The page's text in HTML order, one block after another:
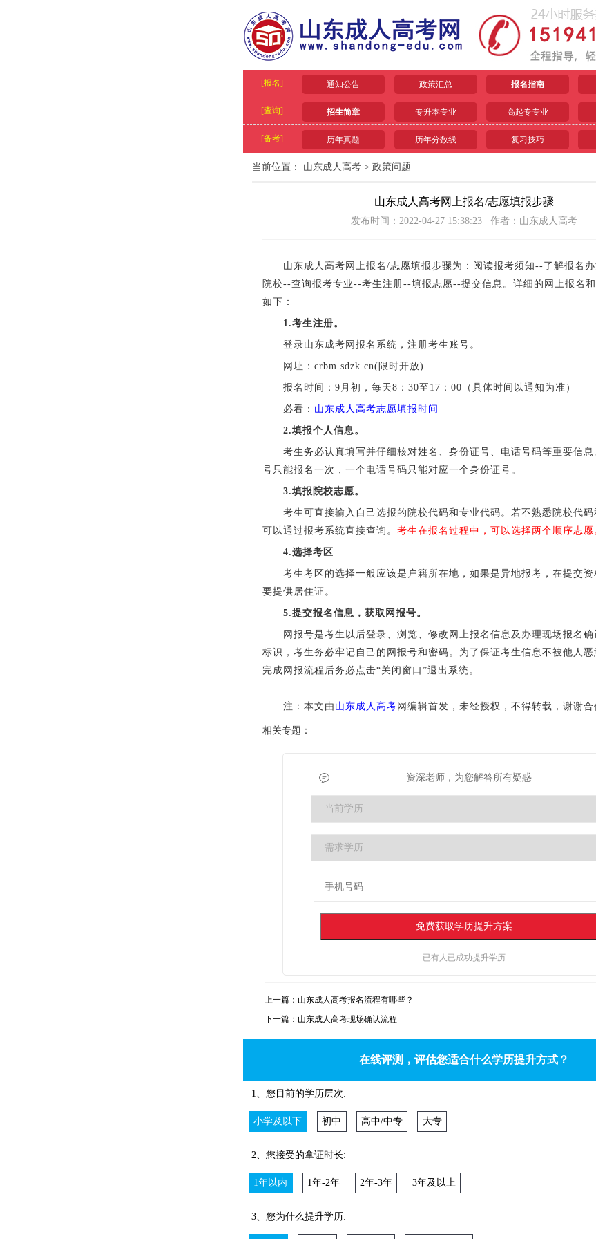
[报名] 通知公告 政策汇总 报名指南
[查询] 招生简章 专升本专业 高起专专业
[备考] 历年真题 历年分数线 复习技巧
当前位置： 山东成人高考> 政策问题
山东成人高考网上报名/志愿填报步骤
发布时间：2022-04-27 15:38:23 作者：山东成人高考
山东成人高考网上报名/志愿填报步骤为：阅读报考须知--了解报名
院校--查询报考专业--考生注册--填报志愿--提交信息。详细的网上报名
如下：
1.考生注册。
登录山东成考网报名系统，注册考生账号。
网址：crbm.sdzk.cn(限时开放)
报名时间：9月初，每天8：30至17：00（具体时间以通知为准）
必看： 山东成人高考志愿填报时间
2.填报个人信息。
考生务必认真填写并仔细核对姓名、身份证号、电话号码等重要信息
号只能报名一次，一个电话号码只能对应一个身份证号。
3.填报院校志愿。
考生可直接输入自己选报的院校代码和专业代码。若不熟悉院校代码
可以通过报考系统直接查询。考生在报名过程中，可以选择两个顺序志愿
4.选择考区
考生考区的选择一般应该是户籍所在地，如果是异地报考，在提交资
要提供居住证。
5.提交报名信息，获取网报号。
网报号是考生以后登录、浏览、修改网上报名信息及办理现场报名确
标识，考生务必牢记自己的网报号和密码。为了保证考生信息不被他人恶
完成网报流程后务必点击“关闭窗口”退出系统。
注：本文由 山东成人高考 网编辑首发，未经授权，不得转载，谢谢合
相关专题：
资深老师，为您解答所有疑惑
已有人已成功提升学历
上一篇： 山东成人高考报名流程有哪些？
下一篇： 山东成人高考现场确认流程
在线评测，评估您适合什么学历提升方式？
1、您目前的学历层次:
小学及以下 初中 高中/中专 大专
2、您接受的拿证时长:
1年以内 1年-2年 2年-3年 3年及以上
3、您为什么提升学历: